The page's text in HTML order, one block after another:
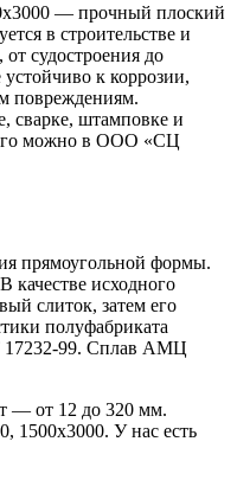
— прочный плоский
в строительстве и
судостроения до
к коррозии,
повреждениям.
сварке, штамповке и
можно в ООО «СЦ
прямоугольной формы.
качестве исходного
слиток, затем его
полуфабриката
17232-99. Сплав АМЦ
— от 12 до 320 мм.
1500x3000. У нас есть